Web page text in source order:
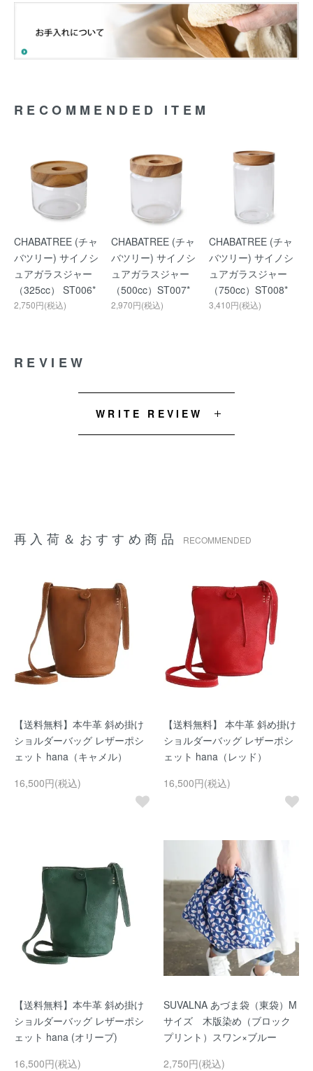
RECOMMENDED ITEM
CHABATREE (チャ
バツリー) サイノシ
ュアガラスジャー
（325cc） ST006*
2,750円(税込)
CHABATREE (チャ
バツリー) サイノシ
ュアガラスジャー
（500cc）ST007*
2,970円(税込)
CHABATREE (チャ
バツリー) サイノシ
ュアガラスジャー
（750cc）ST008*
3,410円(税込)
REVIEW
WRITE REVIEW
再入荷＆おすすめ商品 RECOMMENDED
【送料無料】本牛革 斜め掛け
ショルダーバッグ レザーポシ
ェット hana（キャメル）
16,500円(税込)
【送料無料】 本牛革 斜め掛け
ショルダーバッグ レザーポシ
ェット hana（レッド）
16,500円(税込)
【送料無料】本牛革 斜め掛け
ショルダーバッグ レザーポシ
ェット hana (オリーブ)
16,500円(税込)
SUVALNA あづま袋（東袋）M
サイズ 木版染め（ブロック
プリント）スワン×ブルー
2,750円(税込)